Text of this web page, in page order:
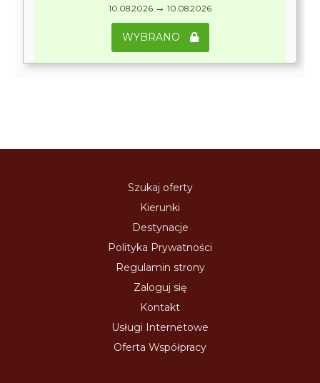
10.08.2026 → 10.08.2026
WYBRANO
Szukaj oferty
Kierunki
Destynacje
Polityka Prywatności
Regulamin strony
Zaloguj się
Kontakt
Usługi Internetowe
Oferta Współpracy